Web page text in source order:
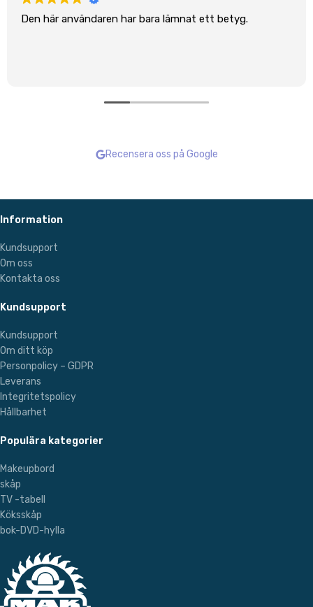
Den här användaren har bara lämnat ett betyg.
Recensera oss på Google
Information
Kundsupport
Om oss
Kontakta oss
Kundsupport
Kundsupport
Om ditt köp
Personpolicy – GDPR
Leverans
Integritetspolicy
Hållbarhet
Populära kategorier
Makeupbord
skåp
TV -tabell
Köksskåp
bok-DVD-hylla